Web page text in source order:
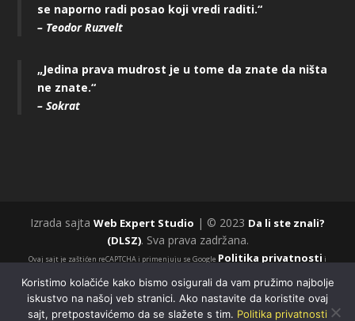
se naporno radi posao koji vredi raditi.“
– Teodor Ruzvelt
„Jedina prava mudrost je u tome da znate da ništa
ne znate.“
– Sokrat
Izrada sajta Web Expert Studio | © 2023 Da li ste znali?
(DLSZ). Sva prava zadržana.
Ovaj sajt je zaštićen reCAPTCHA i primenjuju se Google Politika privatnosti i
Uslovi korišćenja
Politika privatnosti
Pravila i uslovi korišćenja
Koristimo kolačiće kako bismo osigurali da vam pružimo najbolje
iskustvo na našoj veb stranici. Ako nastavite da koristite ovaj
sajt, pretpostavićemo da se slažete s tim. Politika privatnosti